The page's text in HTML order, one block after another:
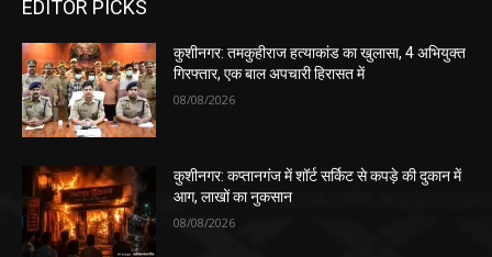
EDITOR PICKS
कुशीनगर: तमकुहीराज हत्याकांड का खुलासा, 4 अभियुक्त
गिरफ्तार, एक बाल अपचारी हिरासत में
08/08/2026
कुशीनगर: कप्तानगंज में शॉर्ट सर्किट से कपड़े की दुकान में
आग, लाखों का नुकसान
08/08/2026